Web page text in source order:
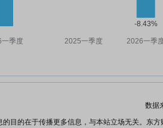
数据
的目的在于传播更多信息，与本站立场无关。东